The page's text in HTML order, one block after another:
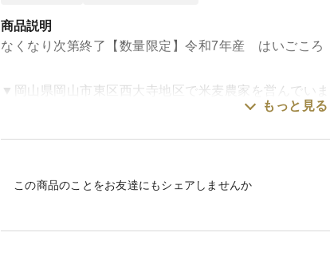
商品説明
なくなり次第終了【数量限定】令和7年産 はいごこ
▼岡山県岡山市東区西大寺地区で米麦農家を営んでいま
家族で営む小さな農園です。小さな農園だからこそ、
▼商品概要
もっと見る
この商品のことをお友達にもシェアしませんか